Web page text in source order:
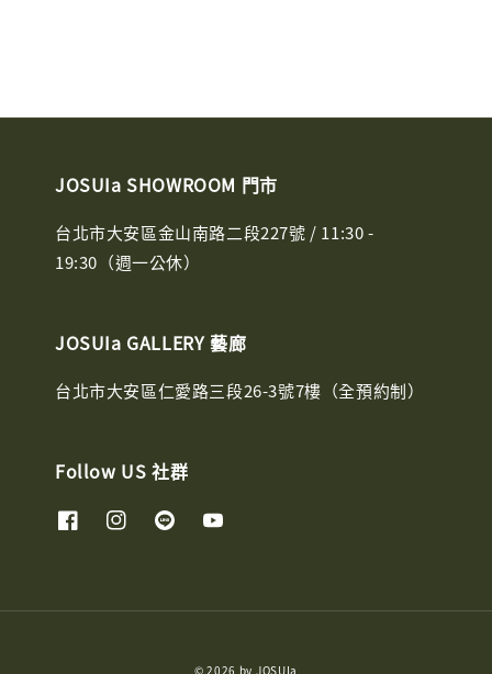
JOSUIa SHOWROOM 門市
台北市大安區金山南路二段227號 / 11:30 -
19:30（週一公休）
JOSUIa GALLERY 藝廊
台北市大安區仁愛路三段26-3號7樓（全預約制）
Follow US 社群
© 2026 by JOSUIa